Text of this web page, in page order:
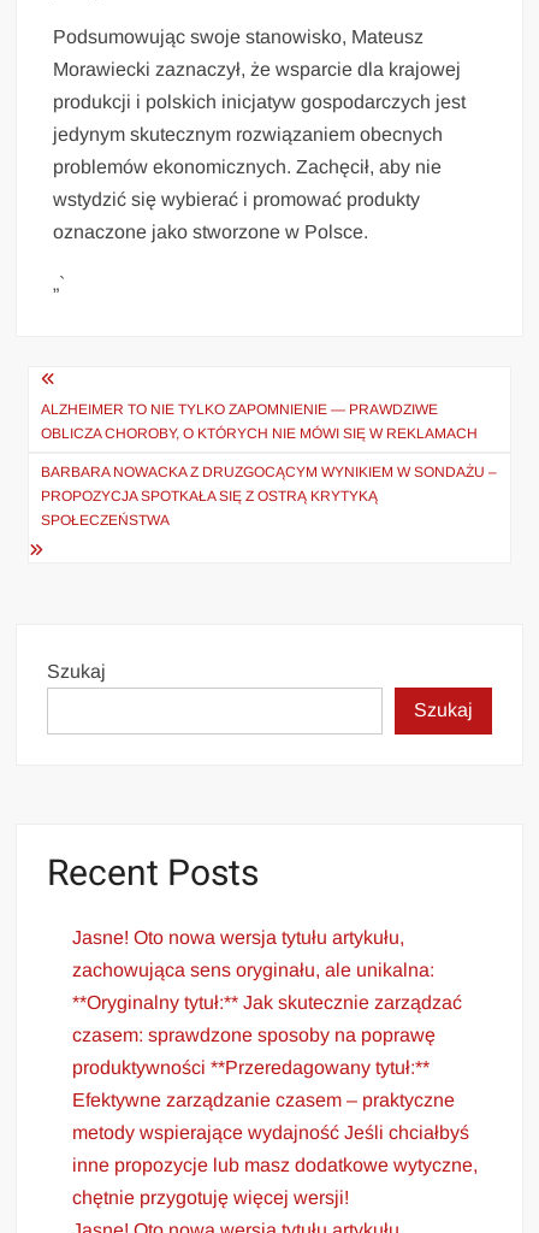
Podsumowując swoje stanowisko, Mateusz
Morawiecki zaznaczył, że wsparcie dla krajowej
produkcji i polskich inicjatyw gospodarczych jest
jedynym skutecznym rozwiązaniem obecnych
problemów ekonomicznych. Zachęcił, aby nie
wstydzić się wybierać i promować produkty
oznaczone jako stworzone w Polsce.
„`
Nawigacja
wpisu
ALZHEIMER TO NIE TYLKO ZAPOMNIENIE — PRAWDZIWE
OBLICZA CHOROBY, O KTÓRYCH NIE MÓWI SIĘ W REKLAMACH
BARBARA NOWACKA Z DRUZGOCĄCYM WYNIKIEM W SONDAŻU –
PROPOZYCJA SPOTKAŁA SIĘ Z OSTRĄ KRYTYKĄ
SPOŁECZEŃSTWA
Szukaj
Szukaj
Recent Posts
Jasne! Oto nowa wersja tytułu artykułu,
zachowująca sens oryginału, ale unikalna:
**Oryginalny tytuł:** Jak skutecznie zarządzać
czasem: sprawdzone sposoby na poprawę
produktywności **Przeredagowany tytuł:**
Efektywne zarządzanie czasem – praktyczne
metody wspierające wydajność Jeśli chciałbyś
inne propozycje lub masz dodatkowe wytyczne,
chętnie przygotuję więcej wersji!